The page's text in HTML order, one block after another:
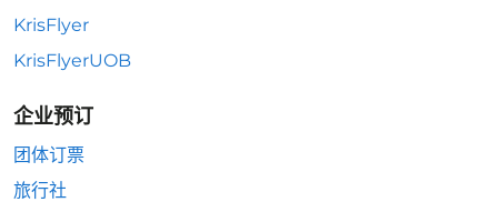
KrisFlyer
KrisFlyerUOB
企业预订
团体订票
旅行社